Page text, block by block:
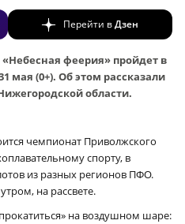
Перейти вДзен
феерия» пройдет в
мая (0+). Об этом рассказали
области.
чемпионат Приволжского
спорту, в
из разных регионов ПФО.
на рассвете.
на воздушном шаре: